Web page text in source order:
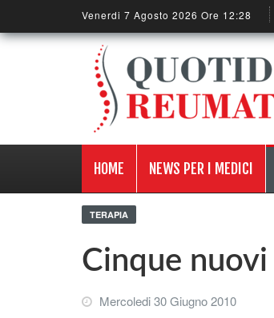
Venerdi 7 Agosto 2026 Ore 12:28
HOME NEWS PER I MEDICI
TERAPIA
Cinque
Mercoledi 30 Giugno 2010